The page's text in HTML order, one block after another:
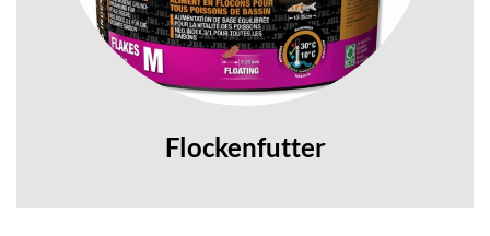
Flockenfutter